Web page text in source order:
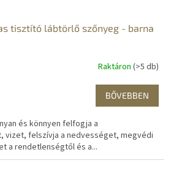
tisztító lábtörlő szőnyeg - barna
Raktáron (>5 db)
BŐVEBBEN
és könnyen felfogja a
vizet, felszívja a nedvességet, megvédi
a rendetlenségtől és a...